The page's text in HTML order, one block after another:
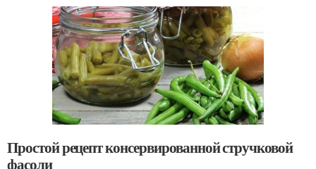
Простой рецепт консервированной стручковой
фасоли